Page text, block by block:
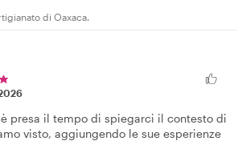
di Oaxaca.
è presa il tempo di spiegarci il contesto di
visto, aggiungendo le sue esperienze